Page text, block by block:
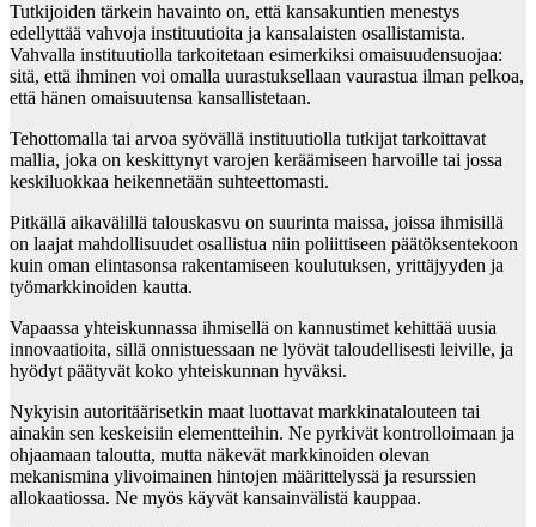
Tutkijoiden tärkein havainto on, että kansakuntien menestys
edellyttää vahvoja instituutioita ja kansalaisten osallistamista.
Vahvalla instituutiolla tarkoitetaan esimerkiksi omaisuudensuojaa:
sitä, että ihminen voi omalla uurastuksellaan vaurastua ilman pelkoa,
että hänen omaisuutensa kansallistetaan.
Tehottomalla tai arvoa syövällä instituutiolla tutkijat tarkoittavat
mallia, joka on keskittynyt varojen keräämiseen harvoille tai jossa
keskiluokkaa heikennetään suhteettomasti.
Pitkällä aikavälillä talouskasvu on suurinta maissa, joissa ihmisillä
on laajat mahdollisuudet osallistua niin poliittiseen päätöksentekoon
kuin oman elintasonsa rakentamiseen koulutuksen, yrittäjyyden ja
työmarkkinoiden kautta.
Vapaassa yhteiskunnassa ihmisellä on kannustimet kehittää uusia
innovaatioita, sillä onnistuessaan ne lyövät taloudellisesti leiville, ja
hyödyt päätyvät koko yhteiskunnan hyväksi.
Nykyisin autoritäärisetkin maat luottavat markkinatalouteen tai
ainakin sen keskeisiin elementteihin. Ne pyrkivät kontrolloimaan ja
ohjaamaan taloutta, mutta näkevät markkinoiden olevan
mekanismina ylivoimainen hintojen määrittelyssä ja resurssien
allokaatiossa. Ne myös käyvät kansainvälistä kauppaa.